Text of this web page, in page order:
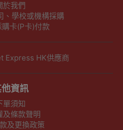
於我們
、學校或機構採購
卡(P卡)付款
Express HK供應商
資訊
單須知
及條款聲明
及更換政策